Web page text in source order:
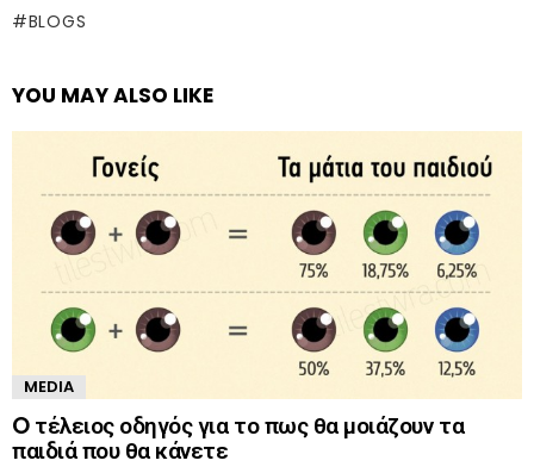
BLOGS
YOU MAY ALSO LIKE
MEDIA
O τέλειος οδηγός για το πως θα μοιάζουν τα
παιδιά που θα κάνετε